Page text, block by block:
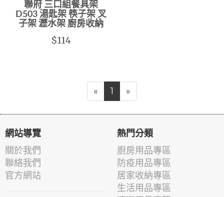
聯府 三口組餐具架
D503 湯匙架 筷子架 叉
子架 瀝水架 廚房收納
$114
« 1 »
網站導覽
關於我們
聯絡我們
官方網站
熱門分類
廚房用品專區
防疫用品專區
居家收納專區
生活用品專區